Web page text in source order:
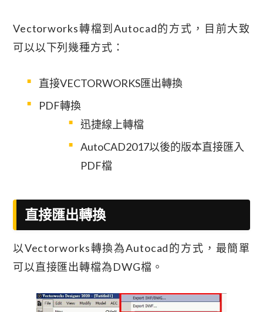
Vectorworks轉檔到Autocad的方式，目前大致
可以以下列幾種方式：
直接VECTORWORKS匯出轉換
PDF轉換
迅捷線上轉檔
AutoCAD2017以後的版本直接匯入
PDF檔
直接匯出轉換
以Vectorworks轉換為Autocad的方式，最簡單
可以直接匯出轉檔為DWG檔。